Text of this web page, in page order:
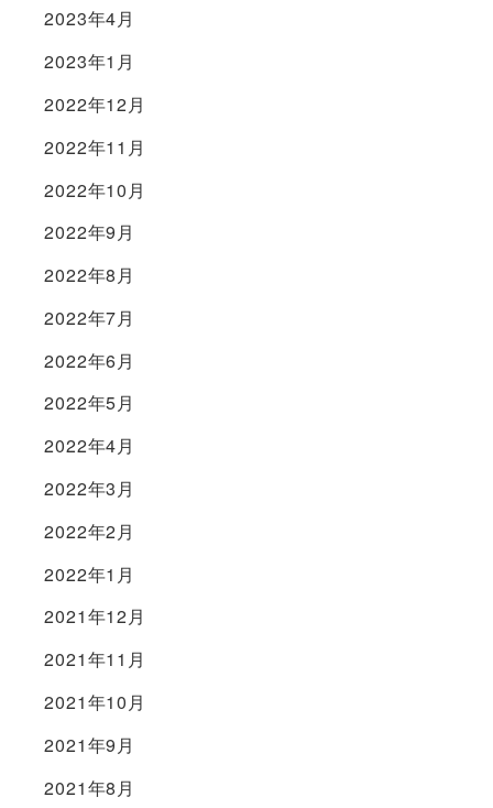
2023年4月
2023年1月
2022年12月
2022年11月
2022年10月
2022年9月
2022年8月
2022年7月
2022年6月
2022年5月
2022年4月
2022年3月
2022年2月
2022年1月
2021年12月
2021年11月
2021年10月
2021年9月
2021年8月